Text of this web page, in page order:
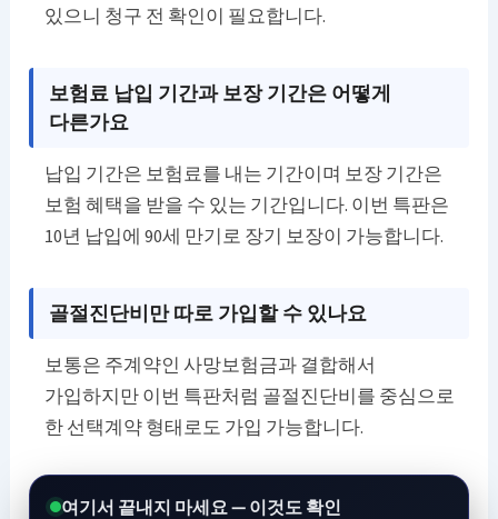
있으니 청구 전 확인이 필요합니다.
보험료 납입 기간과 보장 기간은 어떻게
다른가요
납입 기간은 보험료를 내는 기간이며 보장 기간은
보험 혜택을 받을 수 있는 기간입니다. 이번 특판은
10년 납입에 90세 만기로 장기 보장이 가능합니다.
골절진단비만 따로 가입할 수 있나요
보통은 주계약인 사망보험금과 결합해서
가입하지만 이번 특판처럼 골절진단비를 중심으로
한 선택계약 형태로도 가입 가능합니다.
여기서 끝내지 마세요 — 이것도 확인